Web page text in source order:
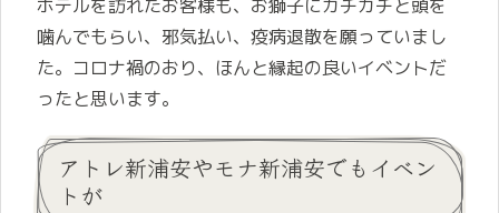
ホテルを訪れたお客様も、お獅子にカチカチと頭を
噛んでもらい、邪気払い、疫病退散を願っていまし
た。コロナ禍のおり、ほんと縁起の良いイベントだ
ったと思います。
アトレ新浦安やモナ新浦安でもイベン
トが